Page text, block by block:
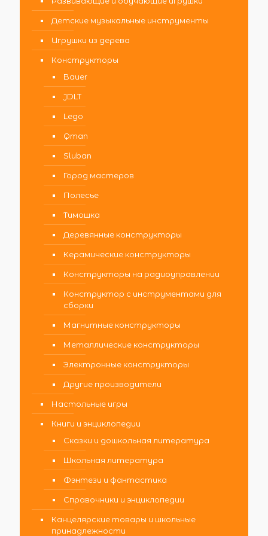
Детские музыкальные инструменты
Игрушки из дерева
Конструкторы
Bauer
JDLT
Lego
Qman
Sluban
Город мастеров
Полесье
Тимошка
Деревянные конструкторы
Керамические конструкторы
Конструкторы на радиоуправлении
Конструктор с инструментами для
сборки
Магнитные конструкторы
Металлические конструкторы
Электронные конструкторы
Другие производители
Настольные игры
Книги и энциклопедии
Сказки и дошкольная литература
Школьная литература
Фэнтези и фантастика
Справочники и энциклопедии
Канцелярские товары и школьные
принадлежности